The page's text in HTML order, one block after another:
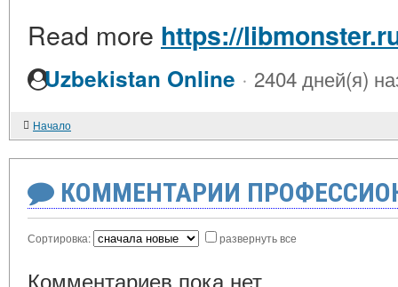
Read more https://
Uzbekistan Online · 2404 дней(я)
Начало
КОММЕНТАРИИ
Сортировка: развернуть все
Комментариев пока нет